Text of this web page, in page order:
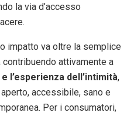
la via d’accesso
impatto va oltre la semplice
attivamente a
l’esperienza dell’intimità,
accessibile, sano e
Per i consumatori,